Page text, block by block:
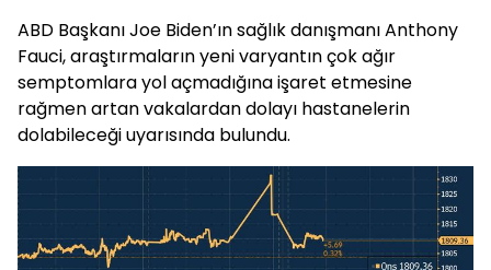
ABD Başkanı Joe Biden’ın sağlık danışmanı Anthony
Fauci, araştırmaların yeni varyantın çok ağır
semptomlara yol açmadığına işaret etmesine
rağmen artan vakalardan dolayı hastanelerin
dolabileceği uyarısında bulundu.